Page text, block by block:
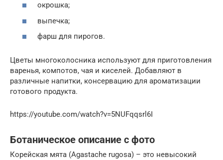
окрошка;
выпечка;
фарш для пирогов.
Цветы многоколосника используют для приготовления
варенья, компотов, чая и киселей. Добавляют в
различные напитки, консервацию для ароматизации
готового продукта.
https://youtube.com/watch?v=5NUFqqsrl6I
Ботаническое описание с фото
Корейская мята (Agastache rugosa) – это невысокий